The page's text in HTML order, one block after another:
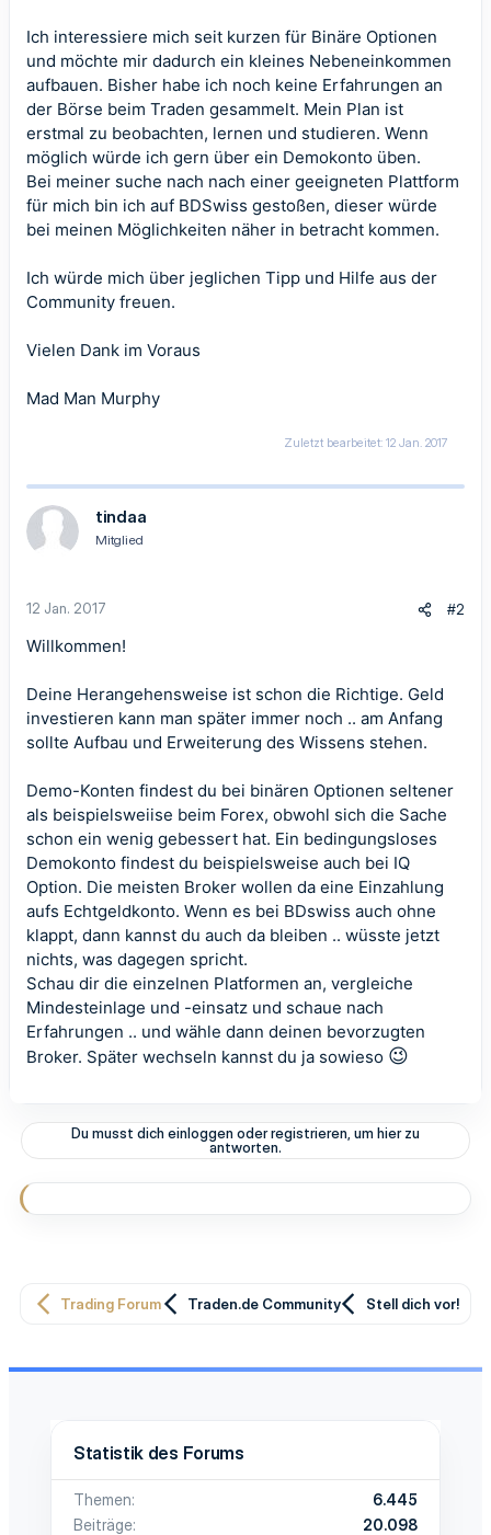
Ich interessiere mich seit kurzen für Binäre Optionen
und möchte mir dadurch ein kleines Nebeneinkommen
aufbauen. Bisher habe ich noch keine Erfahrungen an
der Börse beim Traden gesammelt. Mein Plan ist
erstmal zu beobachten, lernen und studieren. Wenn
möglich würde ich gern über ein Demokonto üben.
Bei meiner suche nach nach einer geeigneten Plattform
für mich bin ich auf BDSwiss gestoßen, dieser würde
bei meinen Möglichkeiten näher in betracht kommen.
Ich würde mich über jeglichen Tipp und Hilfe aus der
Community freuen.
Vielen Dank im Voraus
Mad Man Murphy
Zuletzt bearbeitet: 12 Jan. 2017
tindaa
Mitglied
12 Jan. 2017 #2
Willkommen!
Deine Herangehensweise ist schon die Richtige. Geld
investieren kann man später immer noch .. am Anfang
sollte Aufbau und Erweiterung des Wissens stehen.
Demo-Konten findest du bei binären Optionen seltener
als beispielsweiise beim Forex, obwohl sich die Sache
schon ein wenig gebessert hat. Ein bedingungsloses
Demokonto findest du beispielsweise auch bei IQ
Option. Die meisten Broker wollen da eine Einzahlung
aufs Echtgeldkonto. Wenn es bei BDswiss auch ohne
klappt, dann kannst du auch da bleiben .. wüsste jetzt
nichts, was dagegen spricht.
Schau dir die einzelnen Platformen an, vergleiche
Mindesteinlage und -einsatz und schaue nach
Erfahrungen .. und wähle dann deinen bevorzugten
Broker. Später wechseln kannst du ja sowieso 😉
Du musst dich einloggen oder registrieren, um hier zu
antworten.
Trading Forum Traden.de Community Stell dich vor!
Statistik des Forums
Themen
6.445
Beiträge
20.098